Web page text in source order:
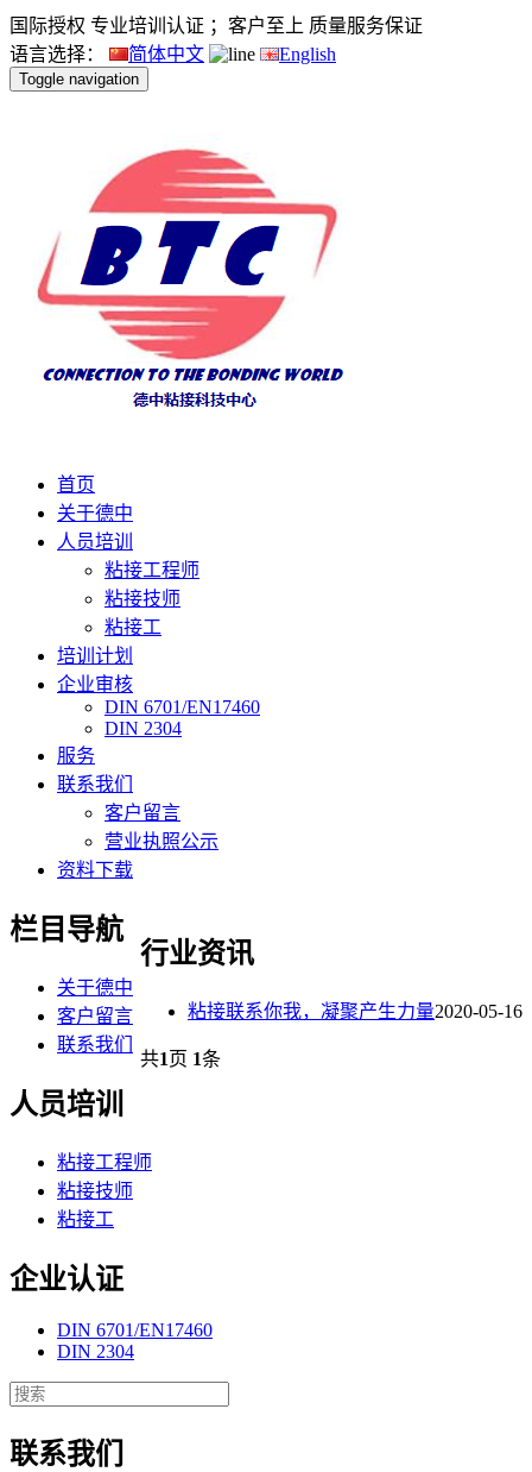
国际授权 专业培训认证 ；客户至上 质量服务保证
语言选择：
简体中文 English
Toggle navigation
首页
关于德中
人员培训
粘接工程师
粘接技师
粘接工
培训计划
企业审核
DIN 6701/EN17460
DIN 2304
服务
联系我们
客户留言
营业执照公示
资料下载
行业资讯
粘接联系你我，凝聚产生力量2020-05-16
共1页 1条
栏目导航
关于德中
客户留言
联系我们
人员培训
粘接工程师
粘接技师
粘接工
企业认证
DIN 6701/EN17460
DIN 2304
联系我们